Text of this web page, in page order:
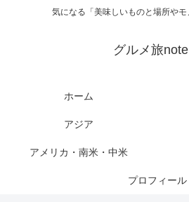
気になる「美味しいものと場所やモ
グルメ旅
ホーム
アジア
アメリカ・南米・中米
プロフィール